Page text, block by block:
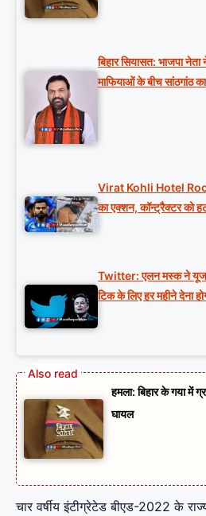
बिहार सियासत: भाजपा
माफियाओं के बीच सांठगांठ
Virat Kohli Hotel
का एक्शन, कॉन्ट्रैक्टर को
Twitter: एलन मस्क ने
टिक के लिए हर महीने देना
हमला: बिहार के गया में
घायल
चार वर्षीय इंटीग्रेटेड बीएड-2022 के